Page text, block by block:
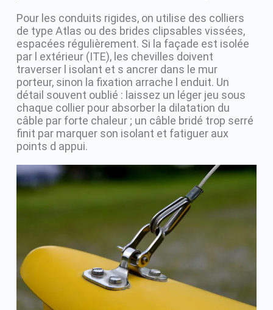
Pour les conduits rigides, on utilise des colliers
de type Atlas ou des brides clipsables vissées,
espacées régulièrement. Si la façade est isolée
par l extérieur (ITE), les chevilles doivent
traverser l isolant et s ancrer dans le mur
porteur, sinon la fixation arrache l enduit. Un
détail souvent oublié : laissez un léger jeu sous
chaque collier pour absorber la dilatation du
câble par forte chaleur ; un câble bridé trop serré
finit par marquer son isolant et fatiguer aux
points d appui.